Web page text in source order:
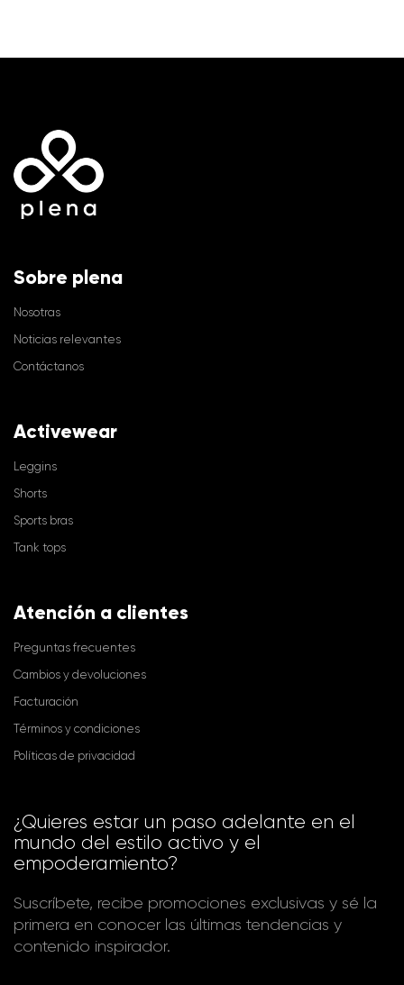
Sobre plena
Nosotras
Noticias relevantes
Contáctanos
Activewear
Leggins
Shorts
Sports bras
Tank tops
Atención a clientes
Preguntas frecuentes
Cambios y devoluciones
Facturación
Términos y condiciones
Políticas de privacidad
¿Quieres estar un paso adelante en el
mundo del estilo activo y el
empoderamiento?
Suscríbete, recibe promociones exclusivas y sé la
primera en conocer las últimas tendencias y
contenido inspirador.